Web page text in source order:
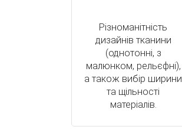
Різноманітність
дизайнів тканини
(однотонні, з
малюнком, рельєфні),
а також вибір ширини
та щільності
матеріалів.